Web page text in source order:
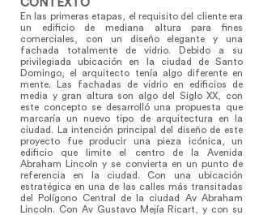
CONTEXTO
En las primeras etapas, el requisito del cliente era
un edificio de mediana altura para fines
comerciales, con un diseño elegante y una
fachada totalmente de vidrio. Debido a su
privilegiada ubicación en la ciudad de Santo
Domingo, el arquitecto tenía algo diferente en
mente. Las fachadas de vidrio en edificios de
media y gran altura son algo del Siglo XX, con
este concepto se desarrolló una propuesta que
marcaría un nuevo tipo de arquitectura en la
ciudad. La intención principal del diseño de este
proyecto fue producir una pieza icónica, un
edificio que limite el centro de la Avenida
Abraham Lincoln y se convierta en un punto de
referencia en la ciudad. Con una ubicación
estratégica en una de las calles más transitadas
del Polígono Central de la ciudad Av Abraham
Lincoln. Con Av Gustavo Mejía Ricart, y con su